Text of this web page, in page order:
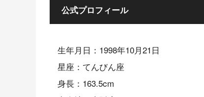
公式プロフィール
生年月日：1998年10月21日
星座：てんびん座
身長：163.5cm